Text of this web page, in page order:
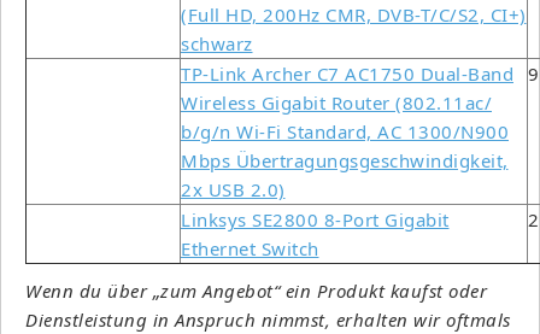
(Full HD, 200Hz CMR, DVB-T/C/S2, CI+)
schwarz
TP-Link Archer C7 AC1750 Dual-Band
Wireless Gigabit Router (802.11ac/
b/g/n Wi-Fi Standard, AC 1300/N900
Mbps Übertragungsgeschwindigkeit,
2x USB 2.0)
Linksys SE2800 8-Port Gigabit
Ethernet Switch
Wenn du über „zum Angebot“ ein Produkt kaufst oder
Dienstleistung in Anspruch nimmst, erhalten wir oftmals